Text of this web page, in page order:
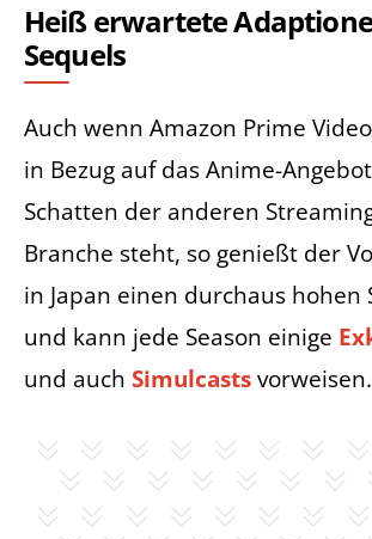
Heiß erwartete
Sequels
Auch wenn Amazon Prime
in Bezug auf das Anime-
Schatten der anderen
Branche steht, so genießt der
in Japan einen durchaus hohen
und kann jede Season einige
und auch Simulcastsvorweisen.